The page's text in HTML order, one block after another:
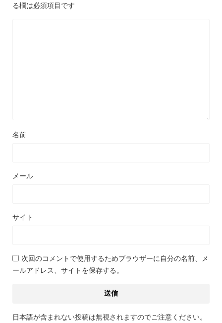
る欄は必須項目です
名前
メール
サイト
次回のコメントで使用するためブラウザーに自分の名前、メ
ールアドレス、サイトを保存する。
日本語が含まれない投稿は無視されますのでご注意ください。